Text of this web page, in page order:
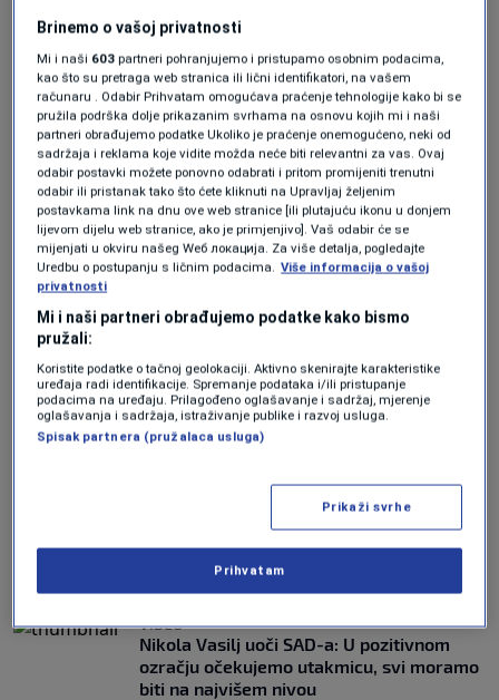
Oglas
GOLMAN ZMAJEVA
potpisao za saudijski Al Diriyah
11. jul. 0
MUNDIJAL
Nikola Vasilj se oglasio nakon Mundijala:
"Ovo nas gradi, vratit ćemo se još jači"
NOGOMET|6. jul.| 0
GOLMAN "ZMAJEVA"
Vasilj nakon poraza od SAD-a: Napravili
smo historijski rezultat i imamo
budućnost
2. jul.| 0
VIDEO
Nikola Vasilj uoči SAD-a: U pozitivnom
ozračju očekujemo utakmicu, svi moramo
biti na najvišem nivou
Brinemo o vašoj privatnosti
Mi i naši 603 partneri pohranjujemo i pristupamo osobnim podacima,
kao što su pretraga web stranica ili lični identifikatori, na vašem
računaru . Odabir Prihvatam omogućava praćenje tehnologije kako bi se
pružila podrška dolje prikazanim svrhama na osnovu kojih mi i naši
partneri obrađujemo podatke Ukoliko je praćenje onemogućeno, neki od
sadržaja i reklama koje vidite možda neće biti relevantni za vas. Ovaj
odabir postavki možete ponovno odabrati i pritom promijeniti trenutni
odabir ili pristanak tako što ćete kliknuti na Upravljaj željenim
postavkama link na dnu ove web stranice [ili plutajuću ikonu u donjem
lijevom dijelu web stranice, ako je primjenjivo]. Vaš odabir će se
mijenjati u okviru našeg Wеб локација. Za više detalja, pogledajte
Uredbu o postupanju s ličnim podacima. Više informacija o vašoj
privatnosti
Mi i naši partneri obrađujemo podatke kako bismo
pružali:
Koristite podatke o tačnoj geolokaciji. Aktivno skenirajte karakteristike
uređaja radi identifikacije. Spremanje podataka i/ili pristupanje
podacima na uređaju. Prilagođeno oglašavanje i sadržaj, mjerenje
oglašavanja i sadržaja, istraživanje publike i razvoj usluga.
Spisak partnera (pružalaca usluga)
Prikaži svrhe
Prihvatam